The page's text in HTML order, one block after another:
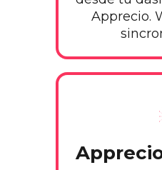
Apprecio.